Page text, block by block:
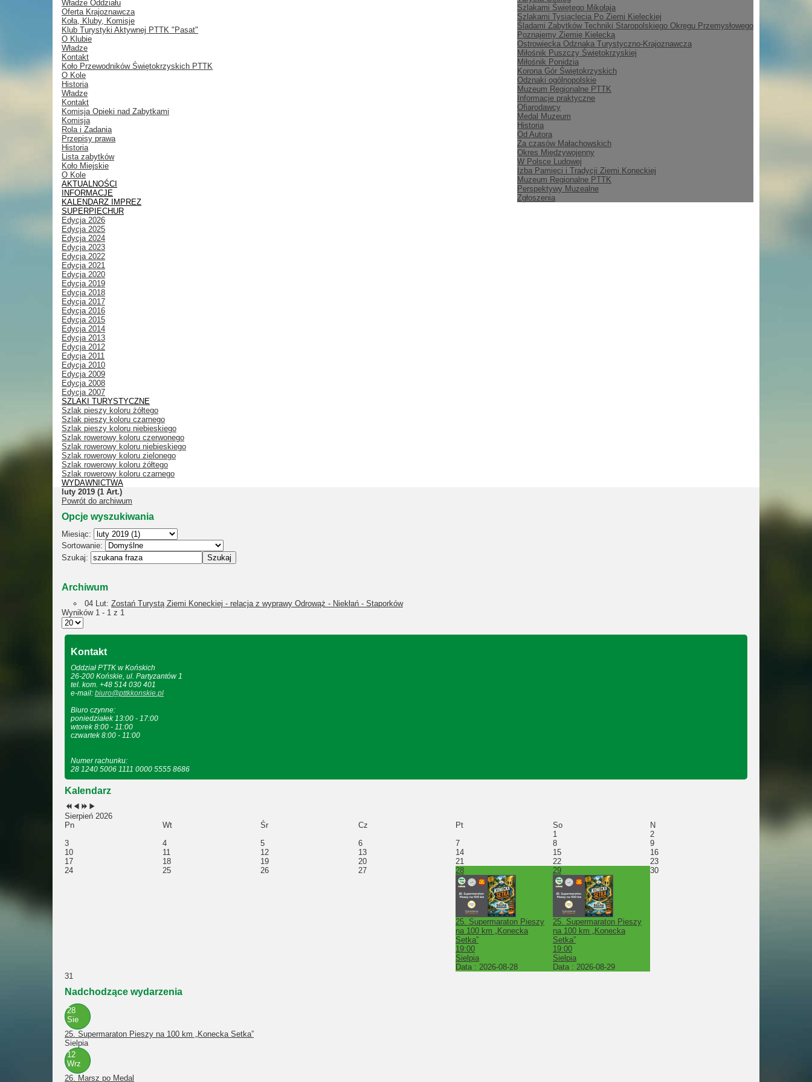
Szlakami Świętego Mikołaja
Szlakami Tysiąclecia Po Ziemi Kieleckiej
Śladami Zabytków Techniki Staropolskiego Okręgu Przemysłowego
Poznajemy Ziemię Kielecką
Ostrowiecka Odznaka Turystyczno-Krajoznawcza
Miłośnik Puszczy Świętokrzyskiej
Miłośnik Ponidzia
Korona Gór Świętokrzyskich
Odznaki ogólnopolskie
Muzeum Regionalne PTTK
Informacje praktyczne
Ofiarodawcy
Medal Muzeum
Historia
Od Autora
Za czasów Małachowskich
Okres Międzywojenny
W Polsce Ludowej
Izba Pamięci i Tradycji Ziemi Koneckiej
Muzeum Regionalne PTTK
Perspektywy Muzealne
Zgłoszenia
Władze Oddziału
Oferta Krajoznawcza
Koła, Kluby, Komisje
Klub Turystyki Aktywnej PTTK "Pasat"
O Klubie
Władze
Kontakt
Koło Przewodników Świętokrzyskich PTTK
O Kole
Historia
Władze
Kontakt
Komisja Opieki nad Zabytkami
Komisja
Rola i Zadania
Przepisy prawa
Historia
Lista zabytków
Koło Miejskie
O Kole
AKTUALNOŚCI
INFORMACJE
KALENDARZ IMPREZ
SUPERPIECHUR
Edycja 2026
Edycja 2025
Edycja 2024
Edycja 2023
Edycja 2022
Edycja 2021
Edycja 2020
Edycja 2019
Edycja 2018
Edycja 2017
Edycja 2016
Edycja 2015
Edycja 2014
Edycja 2013
Edycja 2012
Edycja 2011
Edycja 2010
Edycja 2009
Edycja 2008
Edycja 2007
SZLAKI TURYSTYCZNE
Szlak pieszy koloru żółtego
Szlak pieszy koloru czarnego
Szlak pieszy koloru niebieskiego
Szlak rowerowy koloru czerwonego
Szlak rowerowy koloru niebieskiego
Szlak rowerowy koloru zielonego
Szlak rowerowy koloru żółtego
Szlak rowerowy koloru czarnego
WYDAWNICTWA
luty 2019 (1 Art.)
Powrót do archiwum
Opcje wyszukiwania
Miesiąc:
Sortowanie:
Szukaj:
Archiwum
04 Lut: Zostań Turystą Ziemi Koneckiej - relacja z wyprawy Odrowąż - Niekłań - Staporków
Wyników 1 - 1 z 1
Kontakt
Oddział PTTK w Końskich
26-200 Końskie, ul. Partyzantów 1
tel. kom. +48 514 030 401
e-mail: biuro@pttkkonskie.pl
Biuro czynne:
poniedziałek 13:00 - 17:00
wtorek 8:00 - 11:00
czwartek 8:00 - 11:00
Numer rachunku:
28 1240 5006 1111 0000 5555 8686
Kalendarz
Sierpień 2026
Pn
Wt Śr Cz Pt So
N
1
2
3
4 5 6 7 8
9
10
11 12 13 14 15
16
17
18 19 20 21 22
23
24
25 26 27 28
25. Supermaraton Pieszy
na 100 km „Konecka
Setka”
19:00
Sielpia
Data : 2026-08-28
29
25. Supermaraton Pieszy
na 100 km „Konecka
Setka”
19:00
Sielpia
Data : 2026-08-29
30
31
Nadchodzące wydarzenia
28
Sie
25. Supermaraton Pieszy na 100 km „Konecka Setka”
Sielpia
12
Wrz
26. Marsz po Medal